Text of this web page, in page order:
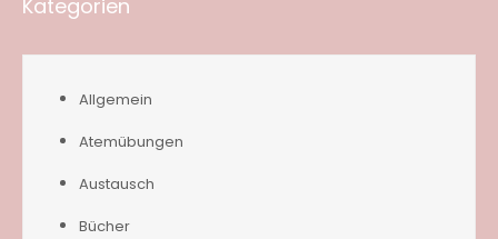
Kategorien
Allgemein
Atemübungen
Austausch
Bücher